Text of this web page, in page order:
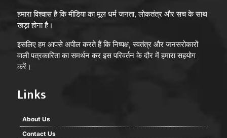
हमारा विश्वास है कि मीडिया का मूल धर्म जनता, लोकतंत्र और सच के साथ
खड़ा होना है।
इसलिए हम आपसे अपील करते हैं कि निष्पक्ष, स्वतंत्र और जनसरोकारों
वाली पत्रकारिता का समर्थन कर इस परिवर्तन के दौर में हमारा सहयोग
करें।
Links
About Us
Contact Us